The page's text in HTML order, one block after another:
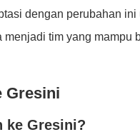
dengan perubahan ini
tim yang mampu
Gresini
ke Gresini?